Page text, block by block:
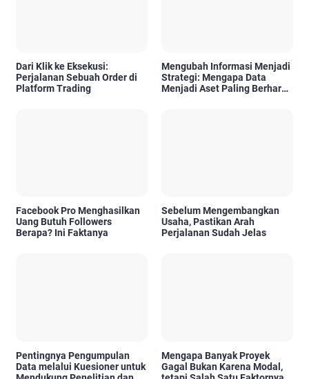
Dari Klik ke Eksekusi:
Perjalanan Sebuah Order di
Platform Trading
Mengubah Informasi Menjadi
Strategi: Mengapa Data
Menjadi Aset Paling Berharga
Facebook Pro Menghasilkan
Uang Butuh Followers
Berapa? Ini Faktanya
Sebelum Mengembangkan
Usaha, Pastikan Arah
Perjalanan Sudah Jelas
Pentingnya Pengumpulan
Data melalui Kuesioner untuk
Mengapa Banyak Proyek
Gagal Bukan Karena Modal,